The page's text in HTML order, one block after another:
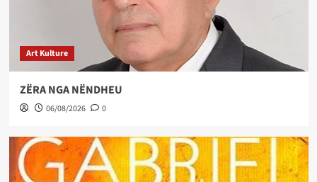
Art Kulture
ZËRA NGA NËNDHEU
06/08/2026 0